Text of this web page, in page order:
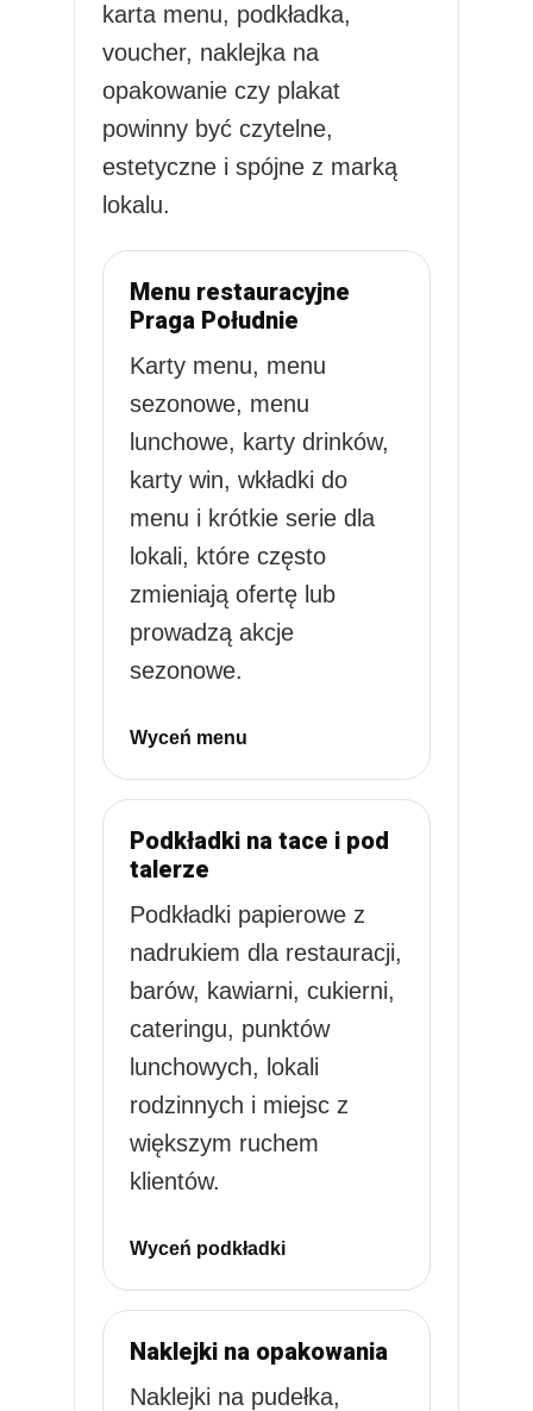
karta menu, podkładka,
voucher, naklejka na
opakowanie czy plakat
powinny być czytelne,
estetyczne i spójne z marką
lokalu.
Menu restauracyjne
Praga Południe
Karty menu, menu
sezonowe, menu
lunchowe, karty drinków,
karty win, wkładki do
menu i krótkie serie dla
lokali, które często
zmieniają ofertę lub
prowadzą akcje
sezonowe.
Wyceń menu
Podkładki na tace i pod
talerze
Podkładki papierowe z
nadrukiem dla restauracji,
barów, kawiarni, cukierni,
cateringu, punktów
lunchowych, lokali
rodzinnych i miejsc z
większym ruchem
klientów.
Wyceń podkładki
Naklejki na opakowania
Naklejki na pudełka,